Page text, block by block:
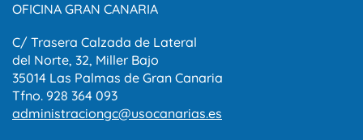
OFICINA GRAN CANARIA
C/ Trasera Calzada de Lateral
del Norte, 32, Miller Bajo
35014 Las Palmas de Gran Canaria
Tfno. 928 364 093
administraciongc@usocanarias.es